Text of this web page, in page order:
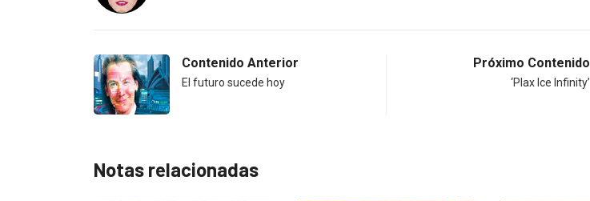
Contenido Anterior
El futuro sucede hoy
Próximo Contenido
‘Plax Ice Infinity’
Notas relacionadas